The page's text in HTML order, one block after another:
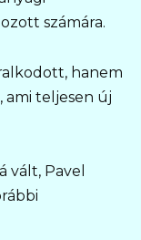
számára.
hanem
teljesen új
vált, Pavel